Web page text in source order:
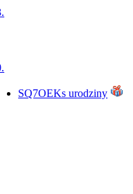
SQ7OEKs urodziny